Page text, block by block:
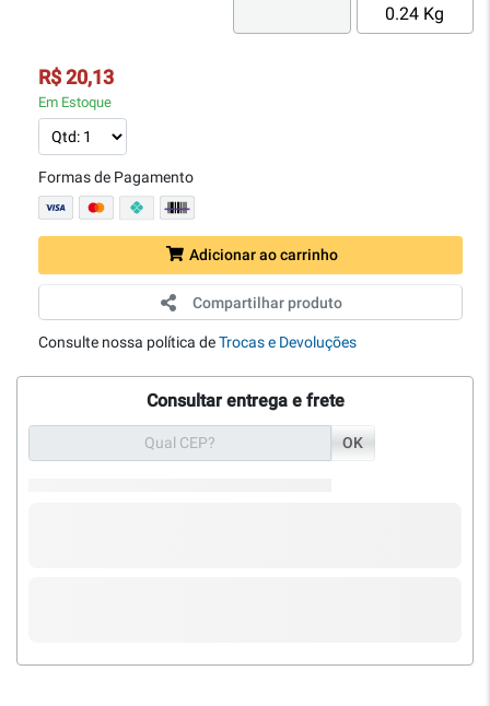
0.24 Kg
R$ 20,13
Em Estoque
Formas de Pagamento
Adicionar ao carrinho
Compartilhar produto
Consulte nossa política deTrocas e Devoluções
Consultar entrega e frete
OK